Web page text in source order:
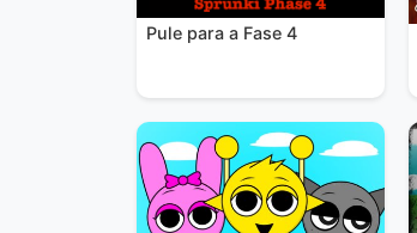
Pule para a Fase 4